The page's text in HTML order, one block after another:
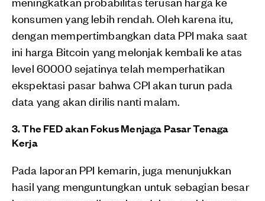
konsumen yang lebih rendah. Oleh karena itu,
dengan mempertimbangkan data PPI maka saat
ini harga Bitcoin yang melonjak kembali ke atas
level 60000 sejatinya telah memperhatikan
ekspektasi pasar bahwa CPI akan turun pada
data yang akan dirilis nanti malam.
3. The FED akan Fokus Menjaga Pasar Tenaga
Kerja
Pada laporan PPI kemarin, juga menunjukkan
hasil yang menguntungkan untuk sebagian besar